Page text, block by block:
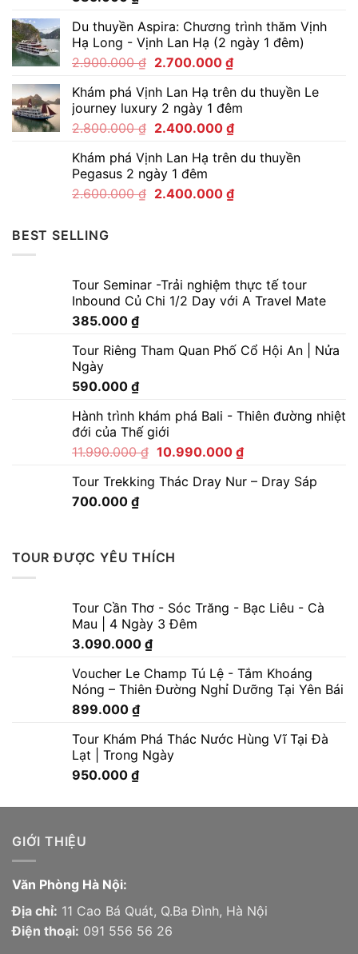
Du thuyền Aspira: Chương trình thăm Vịnh
Hạ Long - Vịnh Lan Hạ (2 ngày 1 đêm)
2.900.000₫ 2.700.000 ₫
Khám phá Vịnh Lan Hạ trên du thuyền Le
journey luxury 2 ngày 1 đêm
2.800.000₫ 2.400.000 ₫
Khám phá Vịnh Lan Hạ trên du thuyền
Pegasus 2 ngày 1 đêm
2.600.000₫ 2.400.000 ₫
BEST SELLING
Tour Seminar -Trải nghiệm thực tế tour
Inbound Củ Chi 1/2 Day với A Travel Mate
385.000 ₫
Tour Riêng Tham Quan Phố Cổ Hội An | Nửa
Ngày
590.000 ₫
Hành trình khám phá Bali - Thiên đường nhiệt
đới của Thế giới
11.990.000₫ 10.990.000 ₫
Tour Trekking Thác Dray Nur – Dray Sáp
700.000 ₫
TOUR ĐƯỢC YÊU THÍCH
Tour Cần Thơ - Sóc Trăng - Bạc Liêu - Cà
Mau | 4 Ngày 3 Đêm
3.090.000 ₫
Voucher Le Champ Tú Lệ - Tắm Khoáng
Nóng – Thiên Đường Nghỉ Dưỡng Tại Yên Bái
899.000 ₫
Tour Khám Phá Thác Nước Hùng Vĩ Tại Đà
Lạt | Trong Ngày
950.000 ₫
GIỚI THIỆU
Văn Phòng Hà Nội:
Địa chỉ: 11 Cao Bá Quát, Q.Ba Đình, Hà Nội
Điện thoại: 091 556 56 26